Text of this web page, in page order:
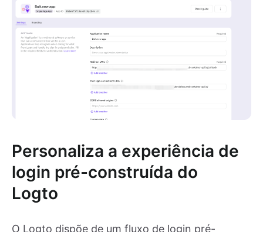
Personaliza a experiência de
login pré-construída do
Logto
O Logto dispõe de um fluxo de login pré-